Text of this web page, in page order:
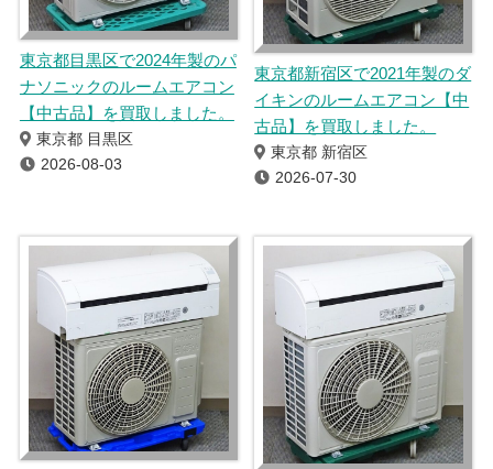
東京都目黒区で2024年製のパ
ナソニックのルームエアコン
【中古品】を買取しました。
東京都 目黒区
2026-08-03
東京都新宿区で2021年製のダ
イキンのルームエアコン【中
古品】を買取しました。
東京都 新宿区
2026-07-30